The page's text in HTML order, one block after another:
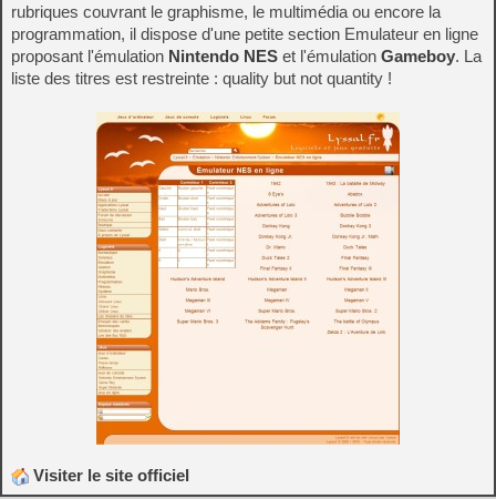
rubriques couvrant le graphisme, le multimédia ou encore la
programmation, il dispose d'une petite section Emulateur en ligne
proposant l'émulation Nintendo NES et l'émulation Gameboy. La
liste des titres est restreinte : quality but not quantity !
Visiter le site officiel